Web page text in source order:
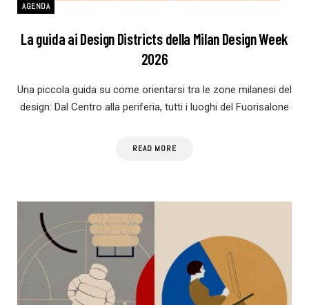
AGENDA
La guida ai Design Districts della Milan Design Week
2026
Una piccola guida su come orientarsi tra le zone milanesi del
design: Dal Centro alla periferia, tutti i luoghi del Fuorisalone
READ MORE